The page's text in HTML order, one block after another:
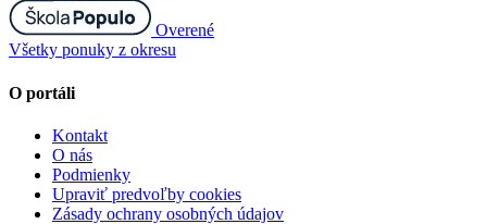
Overené
Všetky ponuky z okresu
O portáli
Kontakt
O nás
Podmienky
Upraviť predvoľby cookies
Zásady ochrany osobných údajov